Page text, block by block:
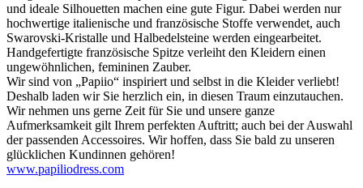
und ideale Silhouetten machen eine gute Figur. Dabei werden nur
hochwertige italienische und französische Stoffe verwendet, auch
Swarovski-Kristalle und Halbedelsteine werden eingearbeitet.
Handgefertigte französische Spitze verleiht den Kleidern einen
ungewöhnlichen, femininen Zauber.
Wir sind von „Papiio“ inspiriert und selbst in die Kleider verliebt!
Deshalb laden wir Sie herzlich ein, in diesen Traum einzutauchen.
Wir nehmen uns gerne Zeit für Sie und unsere ganze
Aufmerksamkeit gilt Ihrem perfekten Auftritt; auch bei der Auswahl
der passenden Accessoires. Wir hoffen, dass Sie bald zu unseren
glücklichen Kundinnen gehören!
www.papiliodress.com